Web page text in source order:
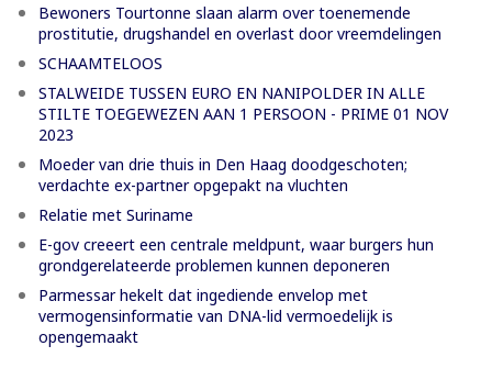
Bewoners Tourtonne slaan alarm over toenemende
prostitutie, drugshandel en overlast door vreemdelingen
SCHAAMTELOOS
STALWEIDE TUSSEN EURO EN NANIPOLDER IN ALLE
STILTE TOEGEWEZEN AAN 1 PERSOON - PRIME 01 NOV
2023
Moeder van drie thuis in Den Haag doodgeschoten;
verdachte ex-partner opgepakt na vluchten
Relatie met Suriname
E-gov creeert een centrale meldpunt, waar burgers hun
grondgerelateerde problemen kunnen deponeren
Parmessar hekelt dat ingediende envelop met
vermogensinformatie van DNA-lid vermoedelijk is
opengemaakt